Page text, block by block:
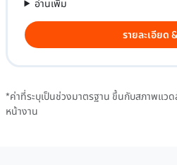
อ่านเพิ่ม
รายละเอียด
*ค่าที่ระบุเป็นช่วงมาตรฐาน ขึ้นกับสภาพแ
หน้างาน